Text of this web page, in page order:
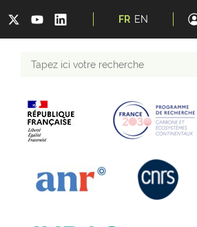
FR EN
recherche